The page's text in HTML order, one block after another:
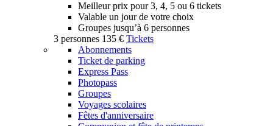
Meilleur prix pour 3, 4, 5 ou 6 tickets
Valable un jour de votre choix
Groupes jusqu’à 6 personnes
3 personnes 135 € Tickets
Abonnements
Ticket de parking
Express Pass
Photopass
Groupes
Voyages scolaires
Fêtes d'anniversaire